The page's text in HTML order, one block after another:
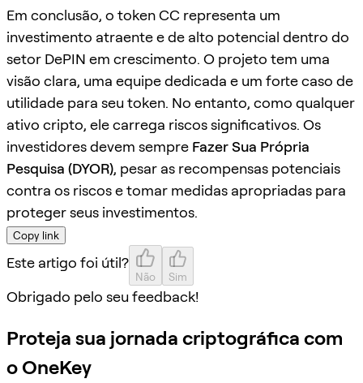
Em conclusão, o token CC representa um
investimento atraente e de alto potencial dentro do
setor DePIN em crescimento. O projeto tem uma
visão clara, uma equipe dedicada e um forte caso de
utilidade para seu token. No entanto, como qualquer
ativo cripto, ele carrega riscos significativos. Os
investidores devem sempre Fazer Sua Própria
Pesquisa (DYOR), pesar as recompensas potenciais
contra os riscos e tomar medidas apropriadas para
proteger seus investimentos.
Copy link
Este artigo foi útil?
Não Sim
Obrigado pelo seu feedback!
Proteja sua jornada criptográfica com
o OneKey